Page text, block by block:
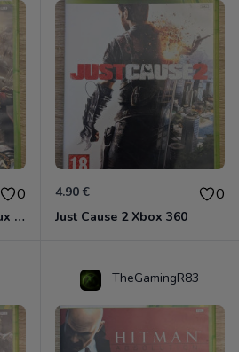
0
Le Seigneur Des Anneaux - L'âge Des Conquêtes Xbox 360
4.90 € 0
Just Cause 2 Xbox 360
TheGamingR83